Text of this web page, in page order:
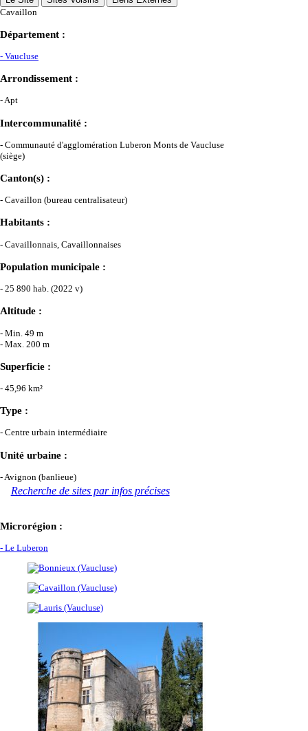
Cavaillon
Département :
- Vaucluse
Arrondissement :
- Apt
Intercommunalité :
- Communauté d'agglomération Luberon Monts de Vaucluse
(siège)
Canton(s) :
- Cavaillon (bureau centralisateur)
Habitants :
- Cavaillonnais, Cavaillonnaises
Population municipale :
- 25 890 hab. (2022 v)
Altitude :
- Min. 49 m
- Max. 200 m
Superficie :
- 45,96 km²
Type :
- Centre urbain intermédiaire
Unité urbaine :
- Avignon (banlieue)
Recherche de sites par infos précises
Microrégion :
- Le Luberon